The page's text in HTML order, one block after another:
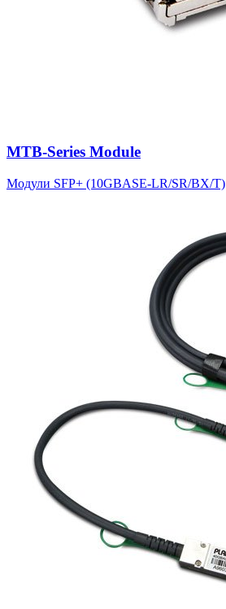
MTB-Series Module
Модули SFP+ (10GBASE-LR/SR/BX/T)